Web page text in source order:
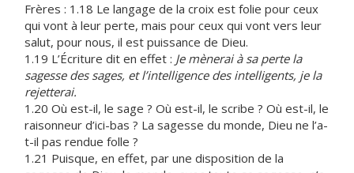
Frères : 1.18 Le langage de la croix est folie pour ceux
qui vont à leur perte, mais pour ceux qui vont vers leur
salut, pour nous, il est puissance de Dieu.
1.19 L’Écriture dit en effet : Je mènerai à sa perte la
sagesse des sages, et l’intelligence des intelligents, je la
rejetterai.
1.20 Où est-il, le sage ? Où est-il, le scribe ? Où est-il, le
raisonneur d’ici-bas ? La sagesse du monde, Dieu ne l’a-
t-il pas rendue folle ?
1.21 Puisque, en effet, par une disposition de la